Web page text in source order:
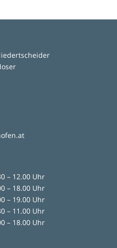
– 12.00 Uhr
– 18.00 Uhr
– 19.00 Uhr
– 11.00 Uhr
– 18.00 Uhr